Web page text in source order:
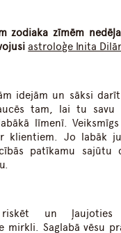
zodiaka zīmēm
astroloģe Inita
idejām un sāksi
tam, lai tu savu
līmenī.
klientiem. Jo labāk
patīkamu sajūtu
riskēt un ļaujoties
mirkli. Saglabā vēsu